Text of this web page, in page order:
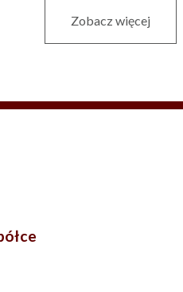
Zobacz więcej